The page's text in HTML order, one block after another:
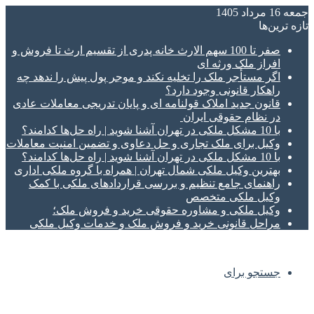
جمعه 16 مرداد 1405
تازه‌ ترین‌ها
صفر تا 100 سهم الارث خانه پدری از تقسیم ارث تا فروش و
افراز ملک ورثه ای
اگر مستأجر ملک را تخلیه نکند و موجر پول پیش را ندهد چه
راهکار قانونی وجود دارد؟
قانون جدید املاک قولنامه ای و پایان تدریجی معاملات عادی
در نظام حقوقی ایران
با 10 مشکل ملکی در تهران آشنا شوید | راه حل‌ها کدامند؟
وکیل برای ملک تجاری و حل دعاوی و تضمین امنیت معاملات
با 10 مشکل ملکی در تهران آشنا شوید | راه حل‌ها کدامند؟
بهترین وکیل ملکی شمال تهران | همراه با گروه ملکی اداری
راهنمای جامع تنظیم و بررسی قراردادهای ملکی با کمک
وکیل ملکی متخصص
وکیل ملکی و مشاوره حقوقی خرید و فروش ملک؛
مراحل قانونی خرید و فروش ملک و خدمات وکیل ملکی
جستجو برای